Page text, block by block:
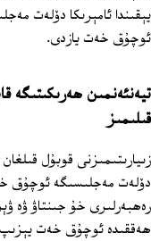
يېقىندا ئامېرىكا دۆلەت
ئوچۇق خەت يازدى.
تيەنئەنمىن ھەرىكىتىگە
قىلىمىز
زىيارىتىمىزنى قوبۇل
دۆلەت مەجلىسىگە ئوچۇق
رەھبەرلىرى خۇ جىنتاۋ ۋە ۋېن
ھەققىدە ئوچۇق خەت يېزىپ،